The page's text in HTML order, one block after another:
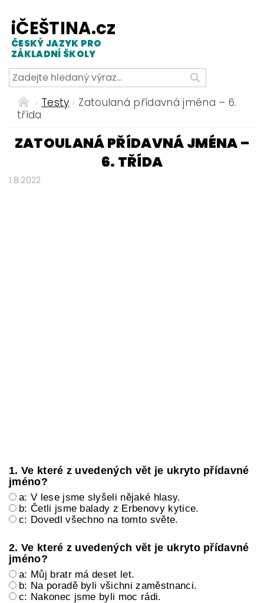
iČEŠTINA.cz
ČESKÝ JAZYK PRO
ZÁKLADNÍ ŠKOLY
Testy
Zatoulaná přídavná jména – 6.
třída
ZATOULANÁ PŘÍDAVNÁ JMÉNA –
6. TŘÍDA
1.8.2022
1. Ve které z uvedených vět je ukryto přídavné
jméno?
a: V lese jsme slyšeli nějaké hlasy.
b: Četli jsme balady z Erbenovy kytice.
c: Dovedl všechno na tomto světe.
2. Ve které z uvedených vět je ukryto přídavné
jméno?
a: Můj bratr má deset let.
b: Na poradě byli všichni zaměstnanci.
c: Nakonec jsme byli moc rádi.